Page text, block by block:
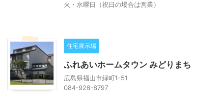
火・水曜日（祝日の場合は営業）
住宅展示場
ふれあいホームタウン みどりまち
広島県福山市緑町1-51
084-926-8797